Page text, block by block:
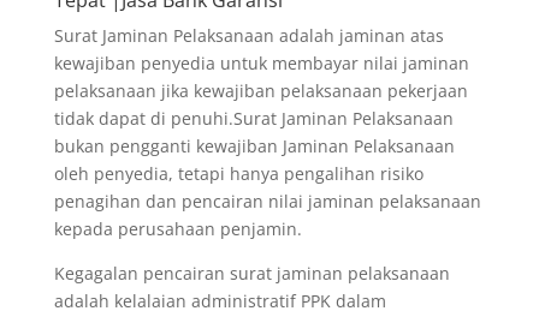
Surat Jaminan Pelaksanaan adalah jaminan atas
kewajiban penyedia untuk membayar nilai jaminan
pelaksanaan jika kewajiban pelaksanaan pekerjaan
tidak dapat di penuhi.Surat Jaminan Pelaksanaan
bukan pengganti kewajiban Jaminan Pelaksanaan
oleh penyedia, tetapi hanya pengalihan risiko
penagihan dan pencairan nilai jaminan pelaksanaan
kepada perusahaan penjamin.
Kegagalan pencairan surat jaminan pelaksanaan
adalah kelalaian administratif PPK dalam